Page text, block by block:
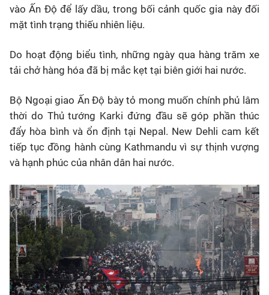
vào Ấn Độ để lấy dầu, trong bối cảnh quốc gia này đối
mặt tình trạng thiếu nhiên liệu.
Do hoạt động biểu tình, những ngày qua hàng trăm xe
tải chở hàng hóa đã bị mắc kẹt tại biên giới hai nước.
Bộ Ngoại giao Ấn Độ bày tỏ mong muốn chính phủ lâm
thời do Thủ tướng Karki đứng đầu sẽ góp phần thúc
đẩy hòa bình và ổn định tại Nepal. New Dehli cam kết
tiếp tục đồng hành cùng Kathmandu vì sự thịnh vượng
và hạnh phúc của nhân dân hai nước.